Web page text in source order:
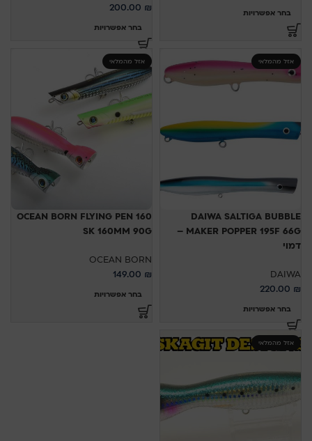
בחר אפשרויות
200.00 ₪
בחר אפשרויות
אזל מהמלאי
DAIWA SALTIGA BUBBLE
MAKER POPPER 195F 66G –
דמוי
DAIWA
220.00 ₪
בחר אפשרויות
אזל מהמלאי
OCEAN BORN FLYING PEN 160
SK 160MM 90G
OCEAN BORN
149.00 ₪
בחר אפשרויות
אזל מהמלאי